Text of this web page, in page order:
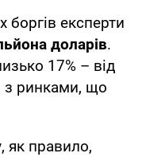
боргів експерти
доларів.
17% – від
з ринками, що
як правило,